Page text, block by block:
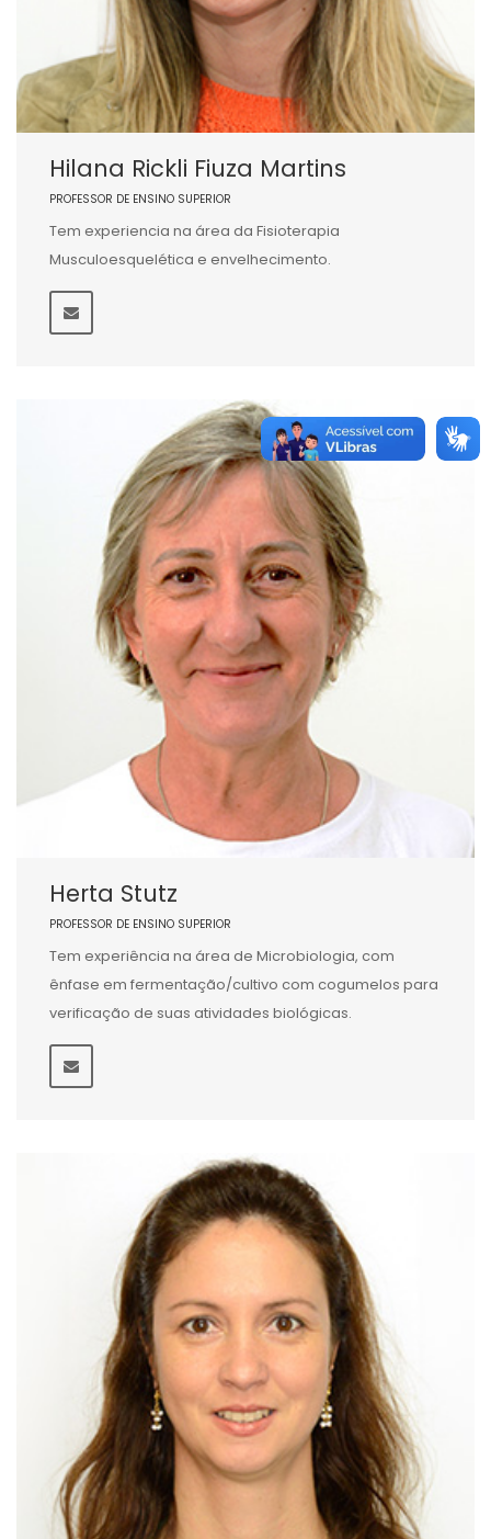
Hilana Rickli Fiuza Martins
PROFESSOR DE ENSINO SUPERIOR
Tem experiencia na área da Fisioterapia
Musculoesquelética e envelhecimento.
Herta Stutz
PROFESSOR DE ENSINO SUPERIOR
Tem experiência na área de Microbiologia, com
ênfase em fermentação/cultivo com cogumelos para
verificação de suas atividades biológicas.